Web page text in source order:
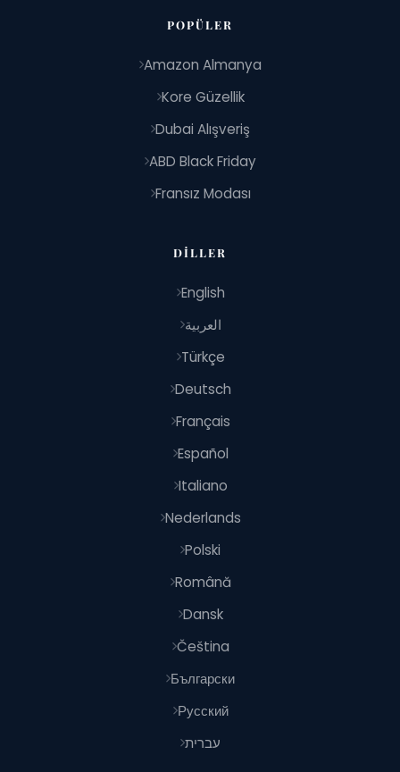
POPÜLER
Amazon Almanya
Kore Güzellik
Dubai Alışveriş
ABD Black Friday
Fransız Modası
DILLER
English
العربية
Türkçe
Deutsch
Français
Español
Italiano
Nederlands
Polski
Română
Dansk
Čeština
Български
Русский
עברית